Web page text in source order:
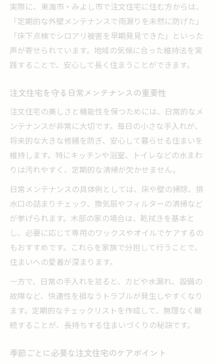
強み
アフターケアで差がつく注文住宅の長寿命
化
注文住宅に必要な修繕・補修のタイミング
活用法
注文住宅のメンテナンス時期と愛知県の気
候対策
注文住宅の定期チェックが快適性を高める
理由
愛知で実践したい注文住宅メンテナンスの
長持ちの秘訣！注文住宅の定期メンテナン
ス術
家を守るための注文住宅定期点検の重要ポ
イント
実際に、東海市・みよし市で注文住宅に住む方からは、
「定期的な外壁メンテナンスで雨漏りを未然に防げた」
「床下点検でシロアリ被害を早期発見できた」といった
声が寄せられています。地域の気候に合った維持法を実
践することで、安心して長く住まうことができます。
注文住宅を守る日常メンテナンスの重要性
注文住宅の美しさと機能性を保つためには、日常的なメ
ンテナンスが非常に大切です。毎日の小さな手入れが、
将来的な大きな修繕を防ぎ、安心して暮らせる住まいを
維持します。特にキッチンや浴室、トイレなどの水まわ
りは汚れやすく、定期的な清掃が欠かせません。
日常メンテナンスの具体例としては、床や壁の掃除、排
水口の詰まりチェック、換気扇やフィルターの清掃など
が挙げられます。木部の家の場合は、乾拭きを基本と
し、必要に応じて専用のワックスやオイルでケアするの
もおすすめです。これらを家族で分担して行うことで、
住まいへの愛着が深まります。
一方で、日常の手入れを怠ると、カビや水漏れ、設備の
故障など、快適性を損なうトラブルが発生しやすくなり
ます。定期的なチェックリストを作成して、無理なく継
続することが、長持ちする住まいづくりの秘訣です。
季節ごとに必要な注文住宅のケアポイント